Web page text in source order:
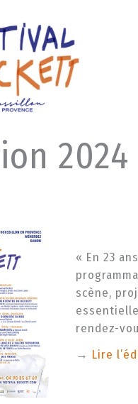
2024
« En 23
scène,
rendez-
→ Lire